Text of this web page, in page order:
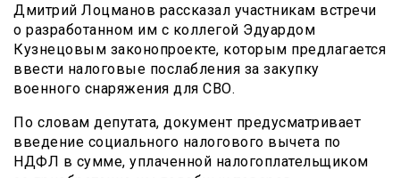
Дмитрий Лоцманов рассказал участникам встречи
о разработанном им с коллегой Эдуардом
Кузнецовым законопроекте, которым предлагается
ввести налоговые послабления за закупку
военного снаряжения для СВО.
По словам депутата, документ предусматривает
введение социального налогового вычета по
НДФЛ в сумме, уплаченной налогоплательщиком